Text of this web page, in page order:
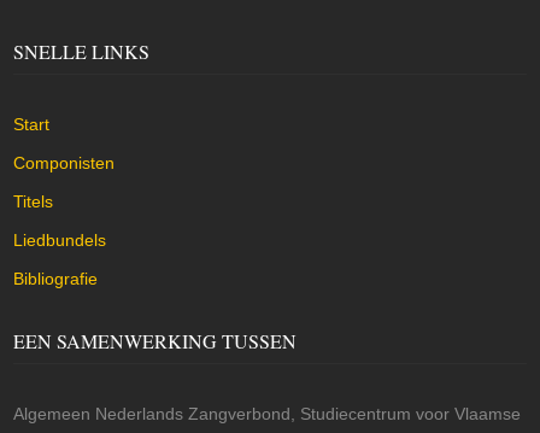
SNELLE LINKS
Start
Componisten
Titels
Liedbundels
Bibliografie
EEN SAMENWERKING TUSSEN
Algemeen Nederlands Zangverbond, Studiecentrum voor Vlaamse